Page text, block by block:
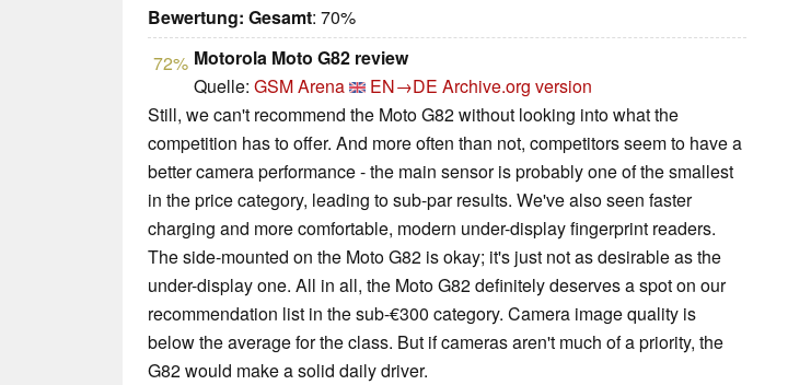
Bewertung: Gesamt: 70%
72% Motorola Moto G82 review
Quelle: GSM Arena EN→DE Archive.org version
Still, we can't recommend the Moto G82 without looking into what the
competition has to offer. And more often than not, competitors seem to have a
better camera performance - the main sensor is probably one of the smallest
in the price category, leading to sub-par results. We've also seen faster
charging and more comfortable, modern under-display fingerprint readers.
The side-mounted on the Moto G82 is okay; it's just not as desirable as the
under-display one. All in all, the Moto G82 definitely deserves a spot on our
recommendation list in the sub-€300 category. Camera image quality is
below the average for the class. But if cameras aren't much of a priority, the
G82 would make a solid daily driver.